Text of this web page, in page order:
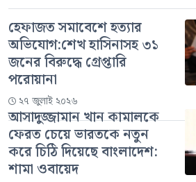
হেফাজত সমাবেশে হত্যার
অভিযোগ:শেখ হাসিনাসহ ৩১
জনের বিরুদ্ধে গ্রেপ্তারি
পরোয়ানা
২৭ জুলাই ২০২৬
আসাদুজ্জামান খান কামালকে
ফেরত চেয়ে ভারতকে নতুন
করে চিঠি দিয়েছে বাংলাদেশ:
শামা ওবায়েদ